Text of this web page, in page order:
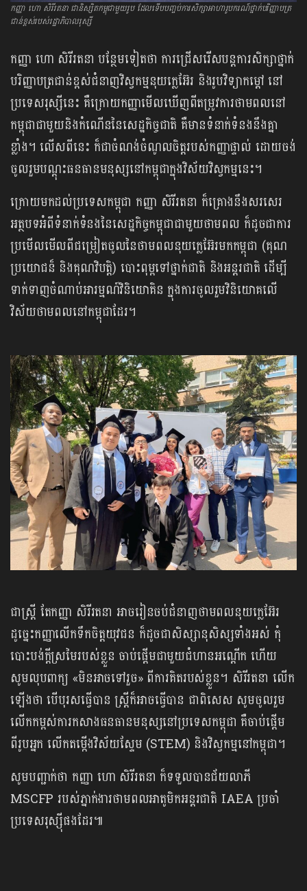
កញ្ញា ហោ សិរីរតនា ជានិស្សិតកម្ពុជាមួយរូប ដែលទើបបញ្ចប់ការសិក្សាអាហារូបករណ៍ថ្នាក់បរិញ្ញាបត្រ
ជាន់ខ្ពស់របស់រដ្ឋាភិបាលរុស្សី
កញ្ញា ហោ សិរីរតនា បន្ថែមទៀតថា ការជ្រើសរើសបន្តការសិក្សាថ្នាក់
បរិញ្ញាបត្រជាន់ខ្ពស់ជំនាញវិស្វកម្មនុយក្លេអ៊ែរ និងរូបវិទ្យាកម្តៅ នៅ
ប្រទេសរុស្សីនេះ គឺក្រោយ​កញ្ញាមើលឃើញពីតម្រូវការថាមពលនៅ
កម្ពុជាជាមួយនិងកំណើននៃសេដ្ឋកិច្ចជាតិ គឺមានទំនាក់ទំនងនឹងគ្នា
ខ្លាំង។ លើសពីនេះ ក៏​ជាចំណង់ចំណូលចិត្តរបស់កញ្ញាផ្ទាល់ ដោយ​ចង់
ចូលរួមបណ្តុះធនធានមនុស្សនៅកម្ពុជាក្នុងវិស័យវិស្វកម្មនេះ។
ក្រោយ​មក​ដល់ប្រទេស​កម្ពុជា កញ្ញា សិរីរតនា ក៏​គ្រោង​នឹងសរសេរ
អត្ថបទអំពីទំនាក់ទំនងនៃសេដ្ឋកិច្ចកម្ពុជាជាមួយថាមពល ក៏ដូចជាការ
ប្រមើលមើលពីជម្រៀតចូលនៃថាមពលនុយក្លេអ៊ែរមកកម្ពុជា (គុណ
ប្រយោជន៏ និងគុណវិបត្តិ) បោះពុម្ពទៅថ្នាក់ជាតិ និងអន្តរជាតិ ដើម្បី
ទាក់ទាញចំណាប់អារម្មណ៍វិនិយោគិន ក្នុងការចូលរួមវិនិយោគលើ
វិស័យថាមពលនៅកម្ពុជាដែរ។
ជាស្រ្តី តែកញ្ញា សិរីរតនា អាចរៀនចប់ជំនាញថាមពលនុយក្លេអ៊ែរ
ដូច្នេះកញ្ញាលើកទឹកចិត្តយុវជន ក៏ដូចជាសិស្សានុសិស្ស​ទាំងអស់ កុំ
បោះបង់ក្ដីស្រមៃរបស់ខ្លួន ចាប់ផ្តើមជាមួយជំហានអណ្តើក ហើយ​
សូមលុបពាក្យ «មិនអាចទៅរួច» ពីការគិតរបស់ខ្លួន។ សិរីរតនា លើក
ឡើងថា បើបុរសធ្វើបាន ស្ត្រីក៏អាចធ្វើបាន ជាពិសេស សូមចូលរួម
លើកកម្ពស់ការកសាងធនធានមនុស្សនៅប្រទេសកម្ពុជា គឺចាប់ផ្តើម
ពីរូបអ្នក លើកតម្កើងវិស័យស្ទែម (STEM) និងវិស្វកម្មនៅកម្ពុជា។
សូមបញ្ជាក់ថា កញ្ញា ហោ សិរីរតនា ក៏ទទួលបានជ័យលាភី
MSCFP របស់ភ្នាក់ងារថាមពលអាតូមិកអន្តរជាតិ IAEA ប្រចាំ
ប្រទេសរុស្ស៊ីផងដែរ៕